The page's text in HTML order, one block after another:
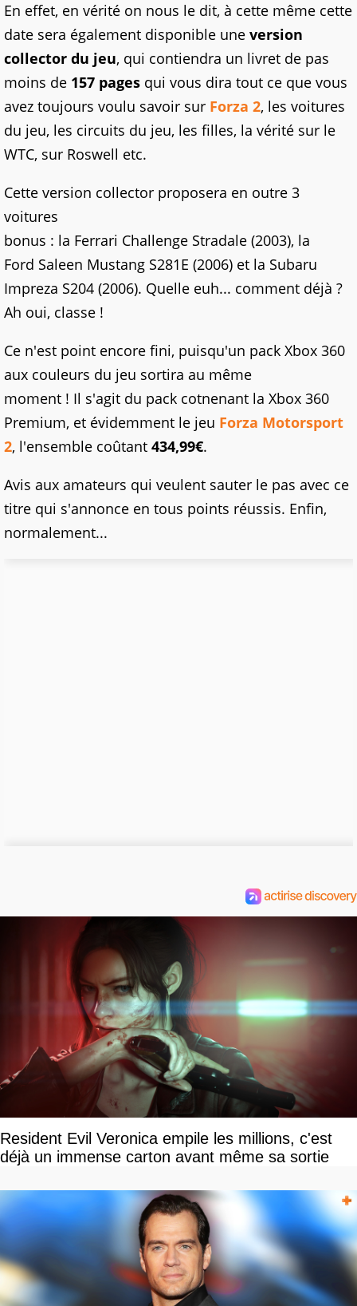
En effet, en vérité on nous le dit, à cette même cette
date sera également disponible une version
collector du jeu, qui contiendra un livret de pas
moins de 157 pages qui vous dira tout ce que vous
avez toujours voulu savoir sur Forza 2, les voitures
du jeu, les circuits du jeu, les filles, la vérité sur le
WTC, sur Roswell etc.
Cette version collector proposera en outre 3
voitures
bonus : la Ferrari Challenge Stradale (2003), la
Ford Saleen Mustang S281E (2006) et la Subaru
Impreza S204 (2006). Quelle euh... comment déjà ?
Ah oui, classe !
Ce n'est point encore fini, puisqu'un pack Xbox 360
aux couleurs du jeu sortira au même
moment ! Il s'agit du pack cotnenant la Xbox 360
Premium, et évidemment le jeu Forza Motorsport
2, l'ensemble coûtant 434,99€.
Avis aux amateurs qui veulent sauter le pas avec ce
titre qui s'annonce en tous points réussis. Enfin,
normalement...
Resident Evil Veronica empile les millions, c'est
déjà un immense carton avant même sa sortie